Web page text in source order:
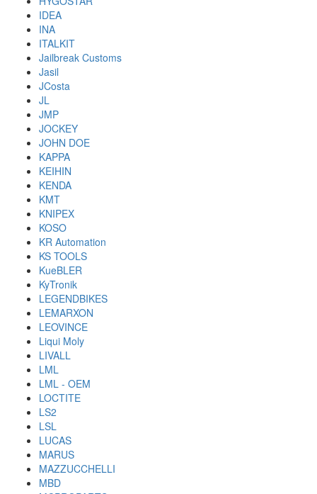
IDEA
INA
ITALKIT
Jailbreak Customs
Jasil
JCosta
JL
JMP
JOCKEY
JOHN DOE
KAPPA
KEIHIN
KENDA
KMT
KNIPEX
KOSO
KR Automation
KS TOOLS
KueBLER
KyTronik
LEGENDBIKES
LEMARXON
LEOVINCE
Liqui Moly
LIVALL
LML
LML - OEM
LOCTITE
LS2
LSL
LUCAS
MARUS
MAZZUCCHELLI
MBD